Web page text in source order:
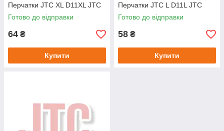
Перчатки JTC XL D11XL JTC
Готово до відправки
64 ₴
Купити
Перчатки JTC L D11L JTC
Готово до відправки
58 ₴
Купити